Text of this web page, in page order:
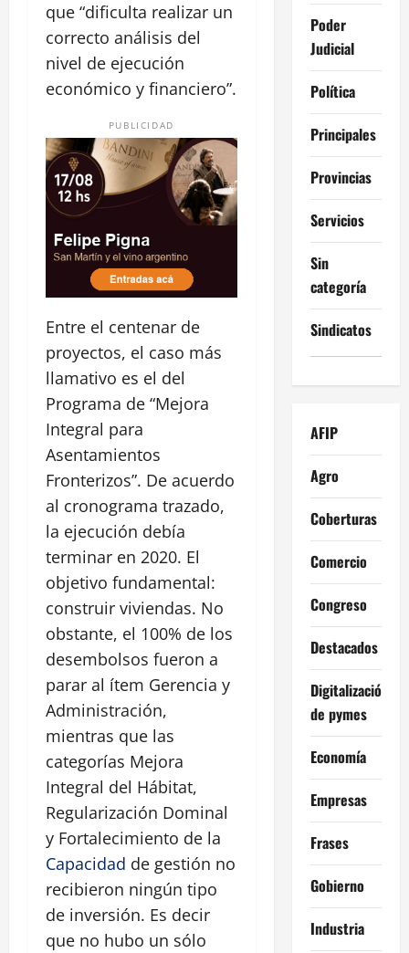
que “dificulta realizar un
correcto análisis del
nivel de ejecución
económico y financiero”.
PUBLICIDAD
Entre el centenar de
proyectos, el caso más
llamativo es el del
Programa de “Mejora
Integral para
Asentamientos
Fronterizos”. De acuerdo
al cronograma trazado,
la ejecución debía
terminar en 2020. El
objetivo fundamental:
construir viviendas. No
obstante, el 100% de los
desembolsos fueron a
parar al ítem Gerencia y
Administración,
mientras que las
categorías Mejora
Integral del Hábitat,
Regularización Dominal
y Fortalecimiento de la
Capacidad de gestión no
recibieron ningún tipo
de inversión. Es decir
que no hubo un sólo
Poder
Judicial
Política
Principales
Provincias
Servicios
Sin
categoría
Sindicatos
AFIP
Agro
Coberturas
Comercio
Congreso
Destacados
Digitalización
de pymes
Economía
Empresas
Frases
Gobierno
Industria